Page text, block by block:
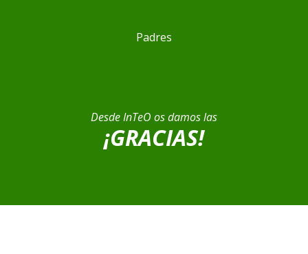
Padres
Desde InTeO os damos las
¡GRACIAS!